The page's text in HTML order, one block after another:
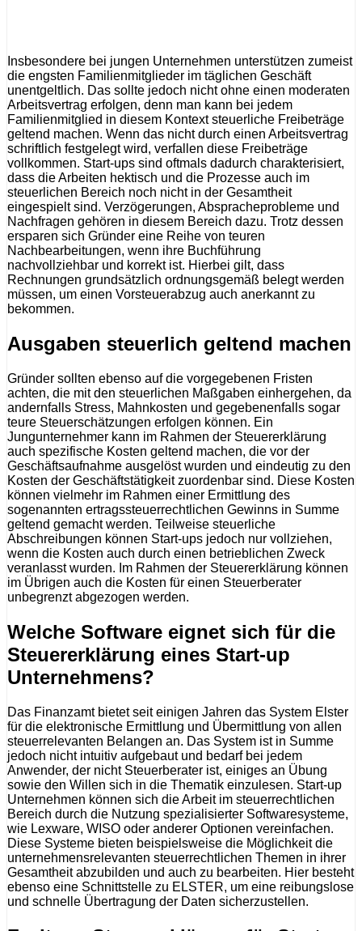
Insbesondere bei jungen Unternehmen unterstützen zumeist
die engsten Familienmitglieder im täglichen Geschäft
unentgeltlich. Das sollte jedoch nicht ohne einen moderaten
Arbeitsvertrag erfolgen, denn man kann bei jedem
Familienmitglied in diesem Kontext steuerliche Freibeträge
geltend machen. Wenn das nicht durch einen Arbeitsvertrag
schriftlich festgelegt wird, verfallen diese Freibeträge
vollkommen. Start-ups sind oftmals dadurch charakterisiert,
dass die Arbeiten hektisch und die Prozesse auch im
steuerlichen Bereich noch nicht in der Gesamtheit
eingespielt sind. Verzögerungen, Abspracheprobleme und
Nachfragen gehören in diesem Bereich dazu. Trotz dessen
ersparen sich Gründer eine Reihe von teuren
Nachbearbeitungen, wenn ihre Buchführung
nachvollziehbar und korrekt ist. Hierbei gilt, dass
Rechnungen grundsätzlich ordnungsgemäß belegt werden
müssen, um einen Vorsteuerabzug auch anerkannt zu
bekommen.
Ausgaben steuerlich geltend machen
Gründer sollten ebenso auf die vorgegebenen Fristen
achten, die mit den steuerlichen Maßgaben einhergehen, da
andernfalls Stress, Mahnkosten und gegebenenfalls sogar
teure Steuerschätzungen erfolgen können. Ein
Jungunternehmer kann im Rahmen der Steuererklärung
auch spezifische Kosten geltend machen, die vor der
Geschäftsaufnahme ausgelöst wurden und eindeutig zu den
Kosten der Geschäftstätigkeit zuordenbar sind. Diese Kosten
können vielmehr im Rahmen einer Ermittlung des
sogenannten ertragssteuerrechtlichen Gewinns in Summe
geltend gemacht werden. Teilweise steuerliche
Abschreibungen können Start-ups jedoch nur vollziehen,
wenn die Kosten auch durch einen betrieblichen Zweck
veranlasst wurden. Im Rahmen der Steuererklärung können
im Übrigen auch die Kosten für einen Steuerberater
unbegrenzt abgezogen werden.
Welche Software eignet sich für die
Steuererklärung eines Start-up
Unternehmens?
Das Finanzamt bietet seit einigen Jahren das System Elster
für die elektronische Ermittlung und Übermittlung von allen
steuerrelevanten Belangen an. Das System ist in Summe
jedoch nicht intuitiv aufgebaut und bedarf bei jedem
Anwender, der nicht Steuerberater ist, einiges an Übung
sowie den Willen sich in die Thematik einzulesen. Start-up
Unternehmen können sich die Arbeit im steuerrechtlichen
Bereich durch die Nutzung spezialisierter Softwaresysteme,
wie Lexware, WISO oder anderer Optionen vereinfachen.
Diese Systeme bieten beispielsweise die Möglichkeit die
unternehmensrelevanten steuerrechtlichen Themen in ihrer
Gesamtheit abzubilden und auch zu bearbeiten. Hier besteht
ebenso eine Schnittstelle zu ELSTER, um eine reibungslose
und schnelle Übertragung der Daten sicherzustellen.